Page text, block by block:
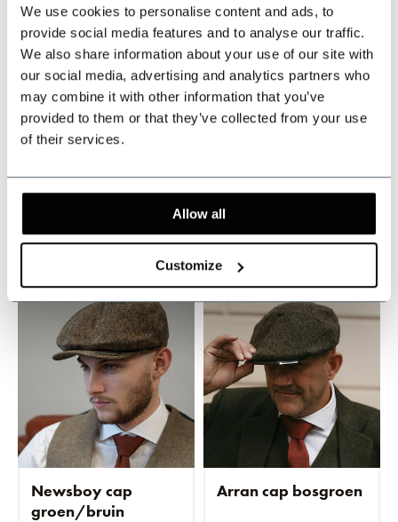
We use cookies to personalise content and ads, to
provide social media features and to analyse our traffic.
We also share information about your use of our site with
our social media, advertising and analytics partners who
may combine it with other information that you’ve
provided to them or that they’ve collected from your use
of their services.
Allow all
Customize
Deluxe cap groen
Op voorraad
Authentic 8-panel design
€89,95
Incl. btw
Deluxe cap bruin
Authentic 8-panel design
€89,95
Incl. btw
Newsboy cap
groen/bruin
Arran cap bosgroen